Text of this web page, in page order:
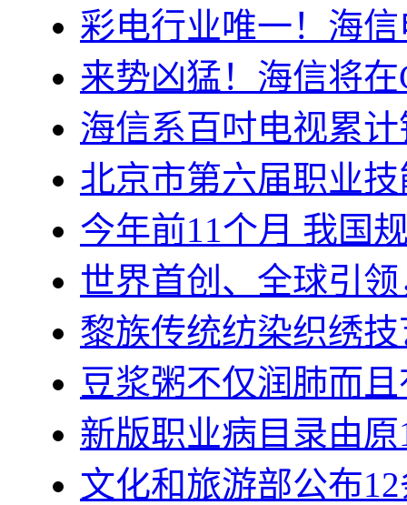
彩电行业唯一！海
来势凶猛！海信将
海信系百吋电视累
北京市第六届职业
今年前11个月 我国
世界首创、全球引
黎族传统纺染织绣
豆浆粥不仅润肺而
新版职业病目录由
文化和旅游部公布